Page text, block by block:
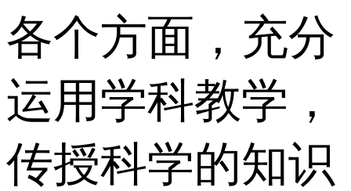
各个方面，充分
运用学科教学，
传授科学的知识